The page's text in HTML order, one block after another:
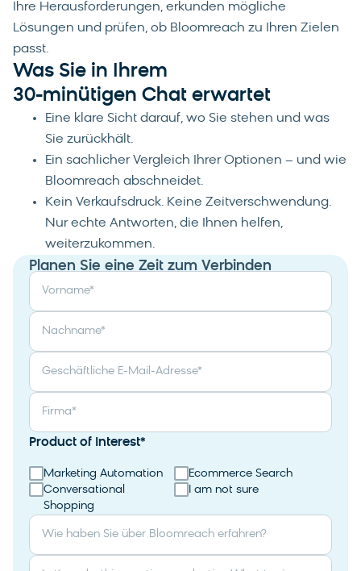
Ihre Herausforderungen, erkunden mögliche
Lösungen und prüfen, ob Bloomreach zu Ihren Zielen
passt.
Was Sie in Ihrem
30-minütigen Chat erwartet
Eine klare Sicht darauf, wo Sie stehen und was
Sie zurückhält.
Ein sachlicher Vergleich Ihrer Optionen – und wie
Bloomreach abschneidet.
Kein Verkaufsdruck. Keine Zeitverschwendung.
Nur echte Antworten, die Ihnen helfen,
weiterzukommen.
Planen Sie eine Zeit zum Verbinden
Vorname*
Nachname*
Geschäftliche E-Mail-Adresse*
Firma*
Product of Interest*
Marketing Automation
Ecommerce Search
Conversational
Shopping
I am not sure
Wie haben Sie über Bloomreach erfahren?